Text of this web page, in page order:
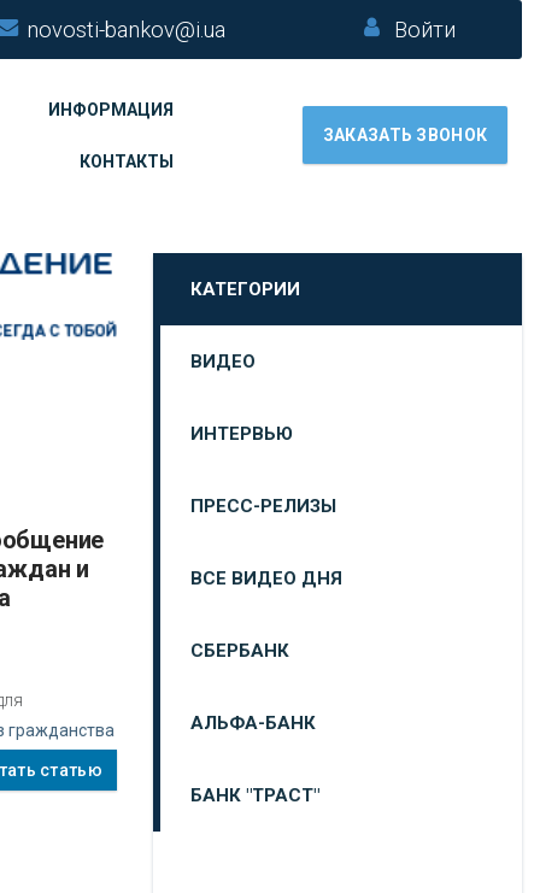
novosti-bankov@i.ua Войти
ИНФОРМАЦИЯ
КОНТАКТЫ
ЗАКАЗАТЬ ЗВОНОК
и
гражданства
статью
КАТЕГОРИИ
ВИДЕО
ИНТЕРВЬЮ
ПРЕСС-РЕЛИЗЫ
ВСЕ ВИДЕО ДНЯ
СБЕРБАНК
АЛЬФА-БАНК
БАНК "ТРАСТ"